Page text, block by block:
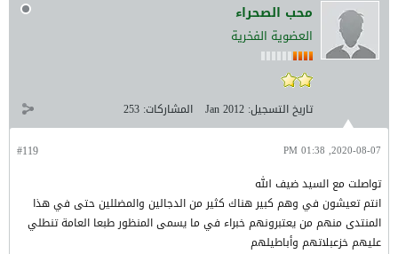
محب الصحراء
العضوية الفخرية
تاريخ التسجيل: Jan 2012 المشاركات: 253
#119 2020-08-07, 01:38 PM
تواصلت مع السيد ضيف الله
انتم تعيشون في وهم كبير هناك كثير من الدجالين والمضللين حتى في هذا
المنتدى منهم من يعتبرونهم خبراء في ما يسمى المنظور طبعا العامة تنطلي
عليهم خزعبلاتهم وأباطيلهم